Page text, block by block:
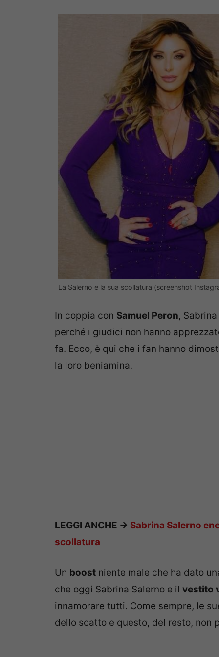
La Salerno e la sua scollatura (screenshot
In coppia con Samuel Peron,
perché i giudici non hanno
fa. Ecco, è qui che i fan hanno
la loro beniamina.
LEGGI ANCHE -> Sabrina Salerno
scollatura
Un boost niente male che ha dato
che oggi Sabrina Salerno e il vestito
innamorare tutti. Come sempre, le
dello scatto e questo, del resto, non